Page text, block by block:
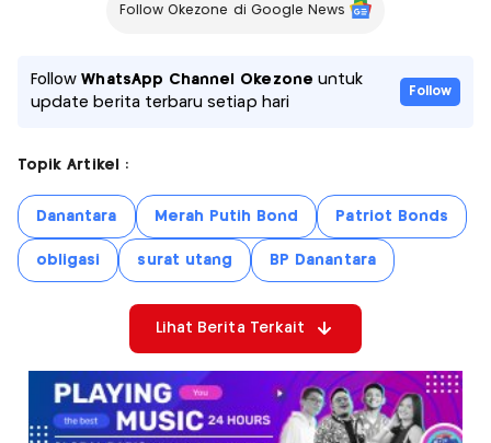
Follow Okezone di Google News
FollowWhatsApp Channel Okezone untuk
update berita terbaru setiap hari
Follow
Topik Artikel :
Danantara Merah Putih Bond Patriot Bonds
obligasi surat utang BP Danantara
Lihat Berita Terkait